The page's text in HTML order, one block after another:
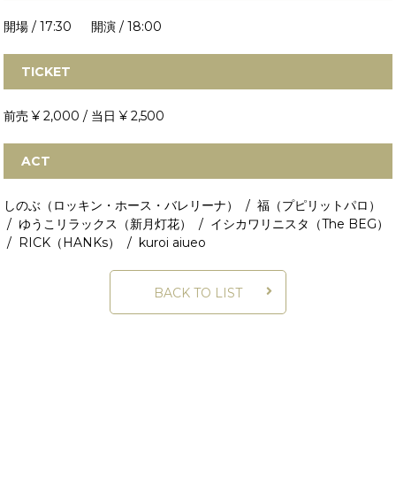
開場 / 17:30 開演 / 18:00
TICKET
前売 ¥ 2,000 / 当日 ¥ 2,500
ACT
しのぶ（ロッキン・ホース・バレリーナ） / 福（プピリットパロ）
/ ゆうこリラックス（新月灯花） / イシカワリニスタ（The BEG）
/ RICK（HANKs） / kuroi aiueo
BACK TO LIST